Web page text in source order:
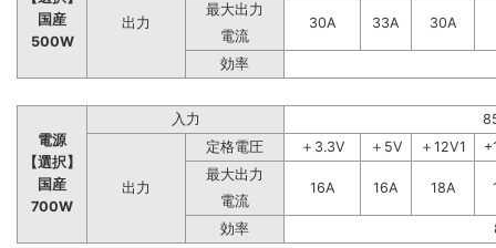
国産
500W
出力
最大出力
30A
33A
30A
電流
効率
電源
【選択】
国産
700W
入力
出力
定格電圧 ＋3.3V ＋5V ＋12V1
最大出力
16A
16A 18A
電流
効率